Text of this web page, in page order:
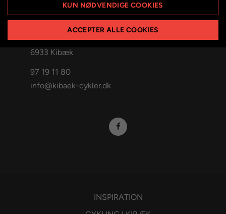
FIND OS
Sandfeldparken 34
6933 Kibæk
97 19 11 80
info@kibaek-cykler.dk
INSPIRATION
KUN NØDVENDIGE COOKIES
ACCEPTER ALLE COOKIES